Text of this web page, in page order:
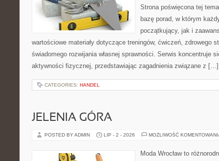
Strona poświęcona tej
bazę porad, w którym
początkujący, jak i
wartościowe materiały dotyczące treningów, ćwiczeń, zdrowego
świadomego rozwijania własnej sprawności. Serwis koncentruje
aktywności fizycznej, przedstawiając zagadnienia związane z […]
CATEGORIES: HANDEL
JELENIA GÓRA
POSTED BY ADMIN LIP - 2 - 2026 MOŻLIWOŚĆ
Moda Wrocław to